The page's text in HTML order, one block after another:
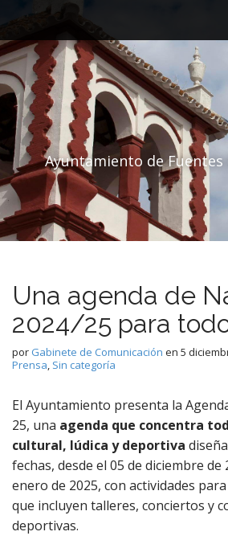
Menú principal
Saltar al contenido
Ayuntamiento de Fuentes
Una agenda de
2024/25 para
por Gabinete de Comunicación en 5
Prensa, Sin categoría
El Ayuntamiento presenta la
25, una agenda que concentra
cultural, lúdica y deportiva
fechas, desde el 05 de diciembre de
enero de 2025, con actividades
que incluyen talleres, conciertos y
deportivas.